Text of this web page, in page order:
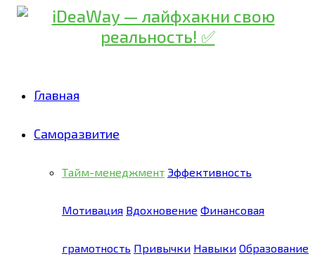
Главная
Саморазвитие
Тайм-менеджмент Эффективность
Мотивация Вдохновение Финансовая
грамотность Привычки Навыки Образование